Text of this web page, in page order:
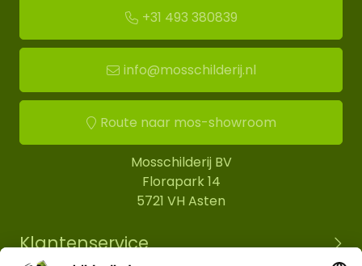
+31 493 380839
info@mosschilderij.nl
Route naar mos-showroom
Mosschilderij BV
Florapark 14
5721 VH Asten
Klantenservice